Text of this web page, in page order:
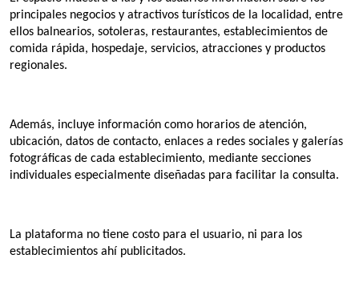
principales negocios y atractivos turísticos de la localidad, entre
ellos balnearios, sotoleras, restaurantes, establecimientos de
comida rápida, hospedaje, servicios, atracciones y productos
regionales.
Además, incluye información como horarios de atención,
ubicación, datos de contacto, enlaces a redes sociales y galerías
fotográficas de cada establecimiento, mediante secciones
individuales especialmente diseñadas para facilitar la consulta.
La plataforma no tiene costo para el usuario, ni para los
establecimientos ahí publicitados.